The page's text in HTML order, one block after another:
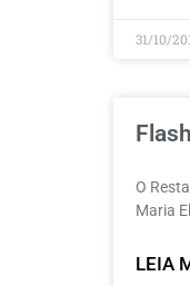
31/10/
O
Maria
LEIA